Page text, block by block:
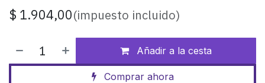
$ 1.904,00(impuesto incluido)
Añadir a la cesta
Comprar ahora